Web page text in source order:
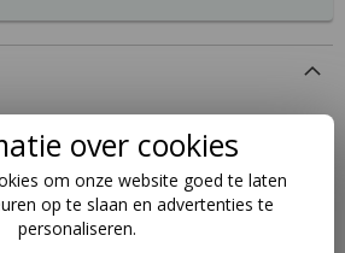
zijn universele beschermranden
om je huidige trampolinerand te
voor Heavy Duty: een langere
betere kwaliteit PVC zeildoek dan
van Avyna.
over cookies
om onze website goed te laten
op te slaan en advertenties te
personaliseren.